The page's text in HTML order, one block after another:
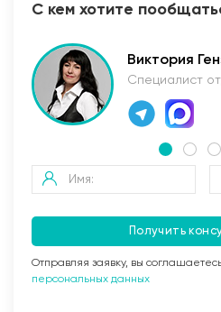
С кем хотите
Виктория
Специалист
Получить
Отправляя заявку, вы
персональных данных